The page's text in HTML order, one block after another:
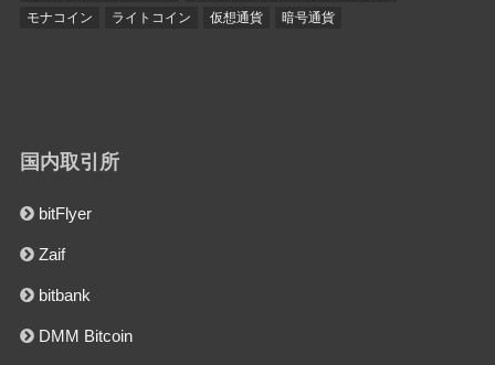
モナコイン
ライトコイン 仮想通貨 暗号通貨
国内取引所
bitFlyer
Zaif
bitbank
DMM Bitcoin